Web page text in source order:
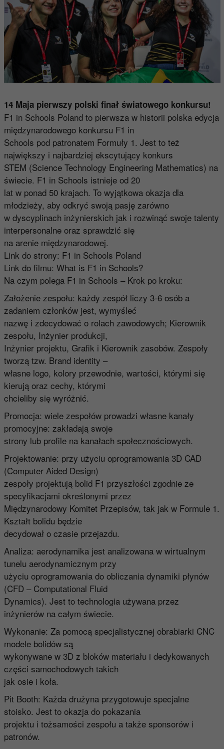
14 Maja pierwszy polski finał światowego konkursu!
F1 in Schools Poland to pierwsza w historii polska edycja
międzynarodowego konkursu F1 in
Schools pod patronatem Formuły 1. Jest to też
największy i najbardziej ekscytujący konkurs
STEM (Science Technology Engineering Mathematics) na
świecie. F1 in Schools istnieje od 20
lat w ponad 50 krajach. To wyjątkowa okazja dla
młodzieży, aby odkryć swoją pasję zarówno
w dyscyplinach inżynierskich jak i rozwinąć swoje talenty
interpersonalne oraz sprawdzić się
na arenie międzynarodowej.
Link do strony: F1 in Schools Poland
Link do filmu: What is F1 in Schools?
Na czym polega F1 in Schools – Krok po kroku:
Założenie zespołu: każdy zespół liczy 3-6 osób a
zadaniem członków jest, wymyśleć
nazwę i zdecydować o rolach zawodowych; Kierownik
zespołu, Inżynier produkcji,
Inżynier projektu, Grafik i Kierownik zasobów. Zespoły
tworzą tzw. Brand identity –
własne logo, kolory przewodnie, wartości, którymi się
kierują oraz cechy, którymi
chcieliby się wyróżnić.
Promocja: wiele zespołów prowadzi własne kanały
promocyjne: zakładają swoje
strony lub profile na kanałach społecznościowych.
Projektowanie: przy użyciu oprogramowania 3D CAD
(Computer Aided Design)
zespoły projektują bolid F1 przyszłości zgodnie ze
specyfikacjami określonymi przez
Międzynarodowy Komitet Przepisów, tak jak w Formule 1.
Kształt bolidu będzie
decydował o czasie przejazdu.
Analiza: aerodynamika jest analizowana w wirtualnym
tunelu aerodynamicznym przy
użyciu oprogramowania do obliczania dynamiki płynów
(CFD – Computational Fluid
Dynamics). Jest to technologia używana przez
inżynierów na całym świecie.
Wykonanie: Za pomocą specjalistycznej obrabiarki CNC
modele bolidów są
wykonywane w 3D z bloków materiału i dedykowanych
części samochodowych takich
jak osie i koła.
Pit Booth: Każda drużyna przygotowuje specjalne
stoisko. Jest to okazja do pokazania
projektu i tożsamości zespołu a także sponsorów i
patronów.